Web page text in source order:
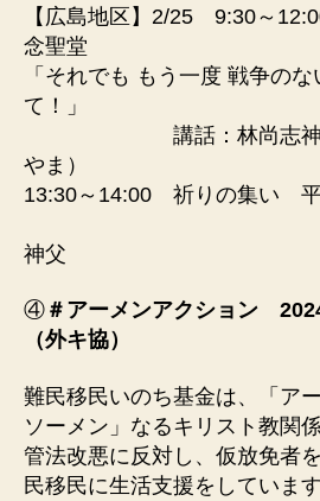
【広島地区】2/25 9:30～
念聖堂
「それでも もう一度 戦争の
て！」
講話：林尚志神父（
やま）
13:30～14:00 祈りの集い
荻喜
神父
④ ＃アーメンアクション
（外キ協）
難民移民いのち基金は、「ア
ソーメン」なるキリスト教関
管法改悪に反対し、仮放免者
民移民に生活支援をしていま